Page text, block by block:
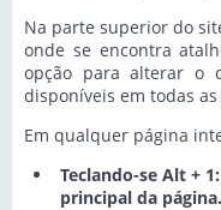
Na parte superior do
onde se encontra
opção para alterar o
disponíveis em todas
Em qualquer página
Teclando-se Alt +
principal da página.